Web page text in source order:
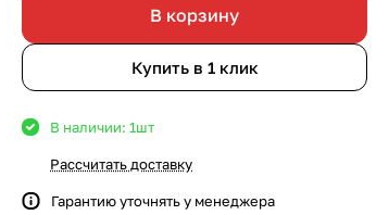
В корзину
Купить в 1 клик
В наличии: 1шт
Рассчитать доставку
Гарантию уточнять у менеджера